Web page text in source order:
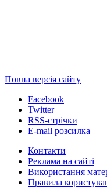
Повна версія сайту
Facebook
Twitter
RSS-стрічки
E-mail розсилка
Контакти
Реклама на сайті
Використання
Правила